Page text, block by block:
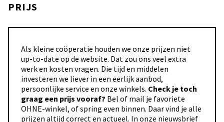
PRIJS
Als kleine coöperatie houden we onze prijzen niet
up-to-date op de website. Dat zou ons veel extra
werk en kosten vragen. Die tijd en middelen
investeren we liever in een eerlijk aanbod,
persoonlijke service en onze winkels. Check je toch
graag een prijs vooraf? Bel of mail je favoriete
OHNE-winkel, of spring even binnen. Daar vind je alle
prijzen altijd correct en actueel. In onze nieuwsbrief